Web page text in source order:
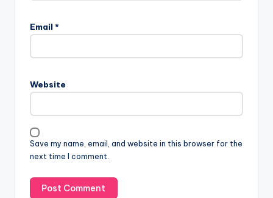
Email *
Website
Save my name, email, and website in this browser for the
next time I comment.